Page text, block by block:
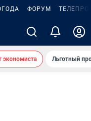
ФОРУМ
экономиста Льготный